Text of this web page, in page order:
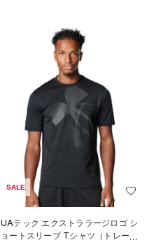
SALE
UAテック エクストララージロゴ シ
ョートスリーブ Tシャツ（トレーニ